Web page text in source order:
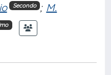
Secondo ; M.